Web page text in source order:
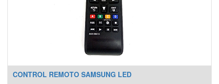
CONTROL REMOTO SAMSUNG LED